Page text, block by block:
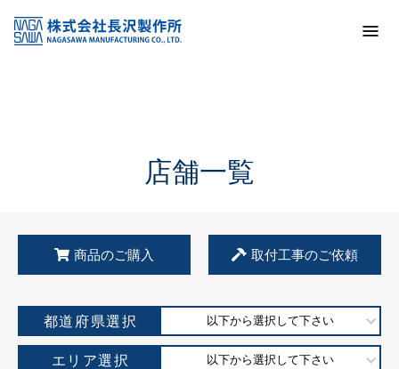
KSS加盟店・取扱店情報
店舗一覧
店舗一覧
商品のご購入 取付工事のご依頼
都道府県選択 以下から選択して下さい
エリア選択 以下から選択して下さい